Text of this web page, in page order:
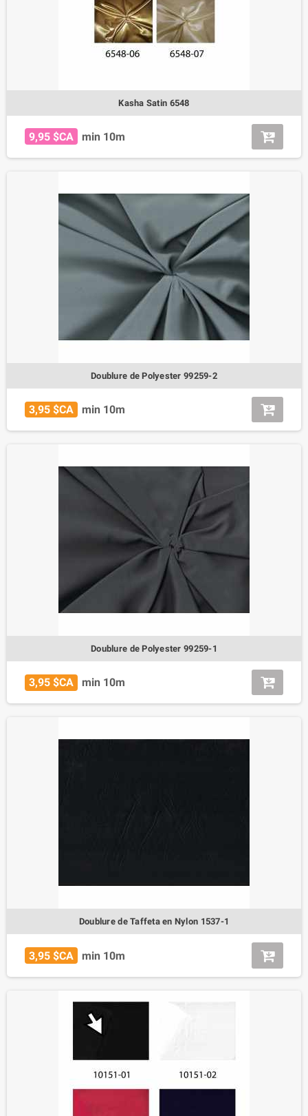
Kasha Satin 6548
9,95 $CA min 10m
Doublure de Polyester 99259-2
3,95 $CA min 10m
Doublure de Polyester 99259-1
3,95 $CA min 10m
Doublure de Taffeta en Nylon 1537-1
3,95 $CA min 10m